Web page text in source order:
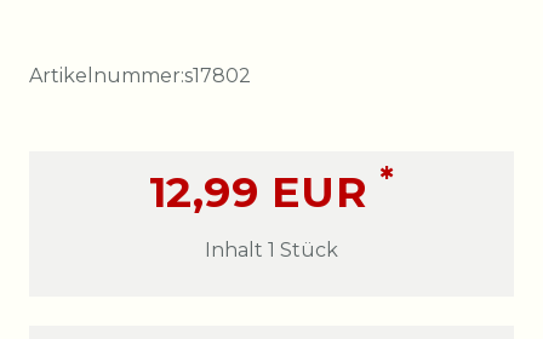
Artikelnummer:s17802
12,99 EUR *
Inhalt 1 Stück